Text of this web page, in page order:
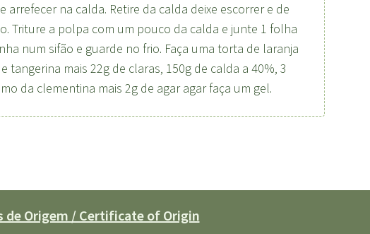
arrefecer na calda. Retire da calda deixe escorrer e de
Triture a polpa com um pouco da calda e junte 1 folha
num sifão e guarde no frio. Faça uma torta de laranja
mais 22g de claras, 150g de calda a 40%, 3
da clementina mais 2g de agar agar faça um gel.
de Origem / Certificate of Origin